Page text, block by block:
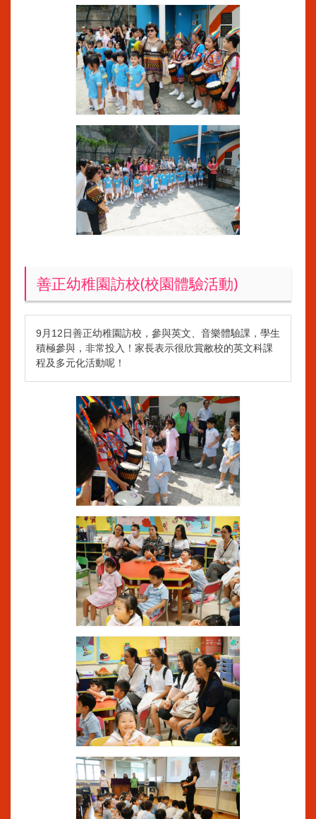
善正幼稚園訪校(校園體驗活動)
9月12日善正幼稚園訪校，參與英文、音樂體驗課，學生
積極參與，非常投入！家長表示很欣賞敝校的英文科課
程及多元化活動呢！